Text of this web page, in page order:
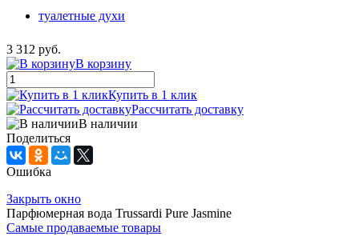
туалетные духи
3 312 руб.
В корзину
Купить в 1 клик
Рассчитать доставку
В наличии
Поделиться
Ошибка
Закрыть окно
Парфюмерная вода Trussardi Pure Jasmine
Самые продаваемые товары